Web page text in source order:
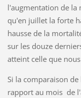
l'augmentation de la
qu'en juillet la forte
hausse de la
sur les douze
atteint celle que
Si la comparaison
rapport au mois de